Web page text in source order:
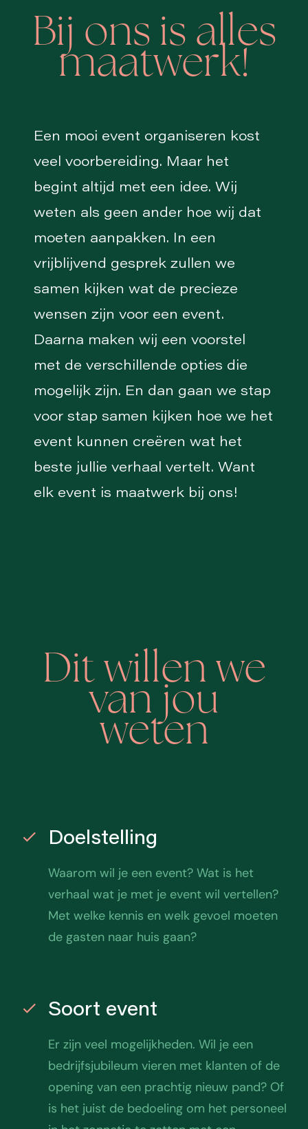
Bij ons is alles
maatwerk!
Een mooi event organiseren kost
veel voorbereiding. Maar het
begint altijd met een idee. Wij
weten als geen ander hoe wij dat
moeten aanpakken. In een
vrijblijvend gesprek zullen we
samen kijken wat de precieze
wensen zijn voor een event.
Daarna maken wij een voorstel
met de verschillende opties die
mogelijk zijn. En dan gaan we stap
voor stap samen kijken hoe we het
event kunnen creëren wat het
beste jullie verhaal vertelt. Want
elk event is maatwerk bij ons!
Dit willen we
van jou
weten
Doelstelling
Waarom wil je een event? Wat is het
verhaal wat je met je event wil vertellen?
Met welke kennis en welk gevoel moeten
de gasten naar huis gaan?
Soort event
Er zijn veel mogelijkheden. Wil je een
bedrijfsjubileum vieren met klanten of de
opening van een prachtig nieuw pand? Of
is het juist de bedoeling om het personeel